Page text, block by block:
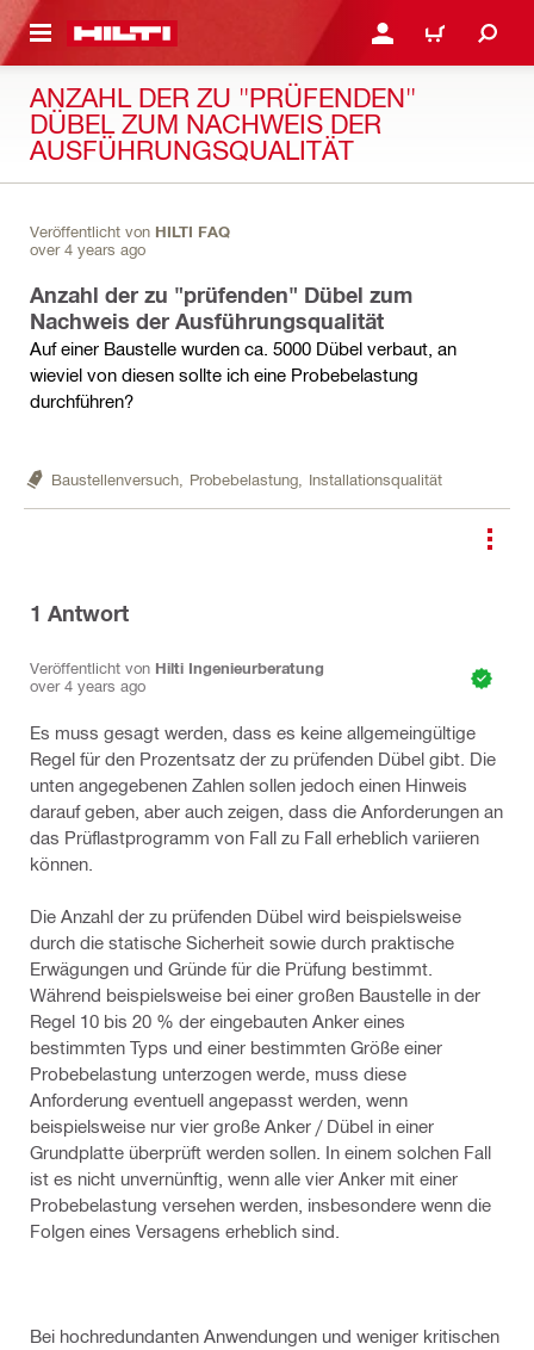
ANMELDEN ODER
WARENKORB
ANZAHL DER ZU "PRÜFENDEN"
DÜBEL ZUM NACHWEIS DER
AUSFÜHRUNGSQUALITÄT
Veröffentlicht von HILTI FAQ
over 4 years ago
Anzahl der zu "prüfenden" Dübel zum
Nachweis der Ausführungsqualität
Auf einer Baustelle wurden ca. 5000 Dübel verbaut, an
wieviel von diesen sollte ich eine Probebelastung
durchführen?
Baustellenversuch, Probebelastung, Installationsqualität
1 Antwort
Veröffentlicht von Hilti Ingenieurberatung
over 4 years ago
Es muss gesagt werden, dass es keine allgemeingültige
Regel für den Prozentsatz der zu prüfenden Dübel gibt. Die
unten angegebenen Zahlen sollen jedoch einen Hinweis
darauf geben, aber auch zeigen, dass die Anforderungen an
das Prüflastprogramm von Fall zu Fall erheblich variieren
können.
Die Anzahl der zu prüfenden Dübel wird beispielsweise
durch die statische Sicherheit sowie durch praktische
Erwägungen und Gründe für die Prüfung bestimmt.
Während beispielsweise bei einer großen Baustelle in der
Regel 10 bis 20 % der eingebauten Anker eines
bestimmten Typs und einer bestimmten Größe einer
Probebelastung unterzogen werde, muss diese
Anforderung eventuell angepasst werden, wenn
beispielsweise nur vier große Anker / Dübel in einer
Grundplatte überprüft werden sollen. In einem solchen Fall
ist es nicht unvernünftig, wenn alle vier Anker mit einer
Probebelastung versehen werden, insbesondere wenn die
Folgen eines Versagens erheblich sind.
Bei hochredundanten Anwendungen und weniger kritischen